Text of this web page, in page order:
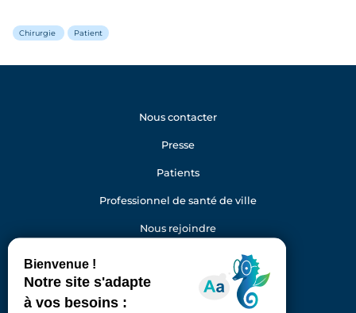
Chirurgie Patient
Nous contacter
Presse
Patients
Professionnel de santé de ville
Nous rejoindre